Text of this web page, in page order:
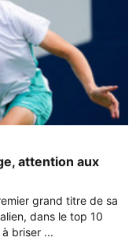
attention aux
grand titre de sa
dans le top 10
briser ...